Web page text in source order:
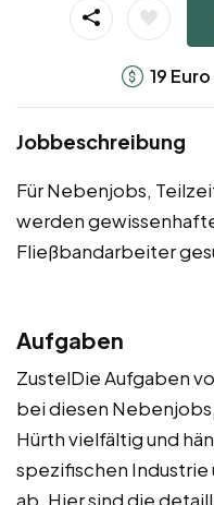
19 Euro
Jobbeschreibung
Für Nebenjobs,
werden
Fließbandarbeiter
Aufgaben
ZustelDie Aufgaben
bei diesen
Hürth vielfältig und
spezifischen
ab. Hier sind die